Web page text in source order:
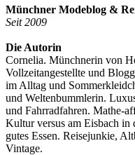
Münchner Modeblog &
Seit 2009
Die Autorin
Cornelia. Münchnerin von
Vollzeitangestellte und
im Alltag und
und Weltenbummlerin.
und Fahrradfahren. Mathe-
Kultur versus am Eisbach in
gutes Essen. Reisejunkie,
Vintage.